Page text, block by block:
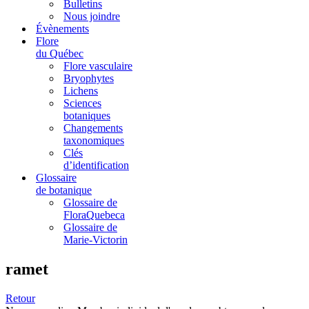
Bulletins
Nous joindre
Évènements
Flore
du Québec
Flore vasculaire
Bryophytes
Lichens
Sciences
botaniques
Changements
taxonomiques
Clés
d’identification
Glossaire
de botanique
Glossaire de
FloraQuebeca
Glossaire de
Marie-Victorin
ramet
Retour